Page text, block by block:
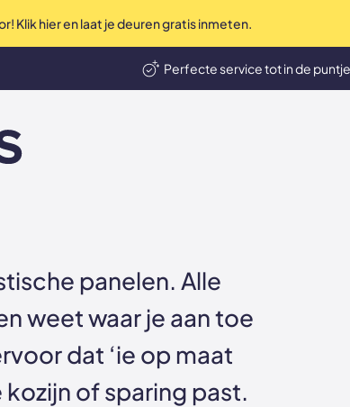
Klik hier en laat je deuren gratis inmeten.Perfecte service tot in de puntjes
Niet tevreden? Geld terug
panelen. Alle
weet waar je aan toe
dat ‘ie op maat
of sparing past.